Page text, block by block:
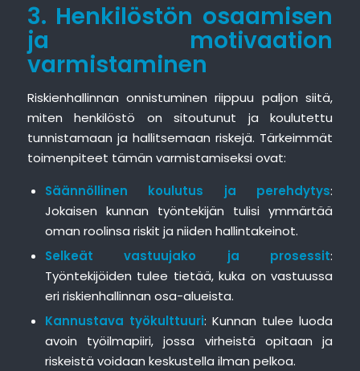
3. Henkilöstön osaamisen
ja motivaation
varmistaminen
Riskienhallinnan onnistuminen riippuu paljon siitä,
miten henkilöstö on sitoutunut ja koulutettu
tunnistamaan ja hallitsemaan riskejä. Tärkeimmät
toimenpiteet tämän varmistamiseksi ovat:
Säännöllinen koulutus ja perehdytys:
Jokaisen kunnan työntekijän tulisi ymmärtää
oman roolinsa riskit ja niiden hallintakeinot.
Selkeät vastuujako ja prosessit:
Työntekijöiden tulee tietää, kuka on vastuussa
eri riskienhallinnan osa-alueista.
Kannustava työkulttuuri: Kunnan tulee luoda
avoin työilmapiiri, jossa virheistä opitaan ja
riskeistä voidaan keskustella ilman pelkoa.